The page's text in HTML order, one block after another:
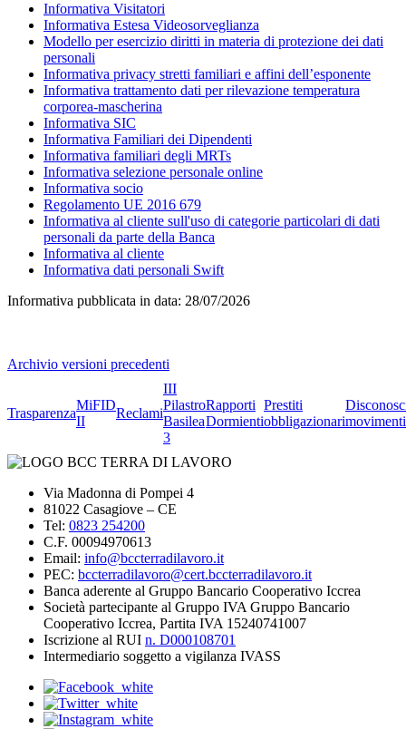
Informativa Visitatori
Informativa Estesa Videosorveglianza
Modello per esercizio diritti in materia di protezione dei dati
personali
Informativa privacy stretti familiari e affini dell’esponente
Informativa trattamento dati per rilevazione temperatura
corporea-mascherina
Informativa SIC
Informativa Familiari dei Dipendenti
Informativa familiari degli MRTs
Informativa selezione personale online
Informativa socio
Regolamento UE 2016 679
Informativa al cliente sull'uso di categorie particolari di dati
personali da parte della Banca
Informativa al cliente
Informativa dati personali Swift
Informativa pubblicata in data: 28/07/2026
Archivio versioni precedenti
Trasparenza
MiFID
II
Reclami
III
Pilastro
Basilea
3
Rapporti
Dormienti
Prestiti
obbligazionarimovimenti
Via Madonna di Pompei 4
81022 Casagiove – CE
Tel: 0823 254200
C.F. 00094970613
Email: info@bccterradilavoro.it
PEC: bccterradilavoro@cert.bccterradilavoro.it
Banca aderente al Gruppo Bancario Cooperativo Iccrea
Società partecipante al Gruppo IVA Gruppo Bancario
Cooperativo Iccrea, Partita IVA 15240741007
Iscrizione al RUI n. D000108701
Intermediario soggetto a vigilanza IVASS